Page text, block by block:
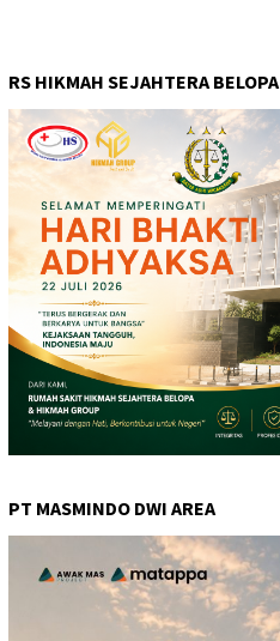
RS HIKMAH SEJAHTERA BELOPA
PT MASMINDO DWI AREA